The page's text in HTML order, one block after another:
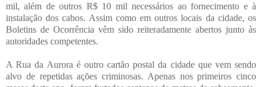
mil, além de outros R$ 10 mil necessários ao fornecimento e à
instalação dos cabos. Assim como em outros locais da cidade, os
Boletins de Ocorrência vêm sido reiteradamente abertos junto às
autoridades competentes.
A Rua da Aurora é outro cartão postal da cidade que vem sendo
alvo de repetidas ações criminosas. Apenas nos primeiros cinco